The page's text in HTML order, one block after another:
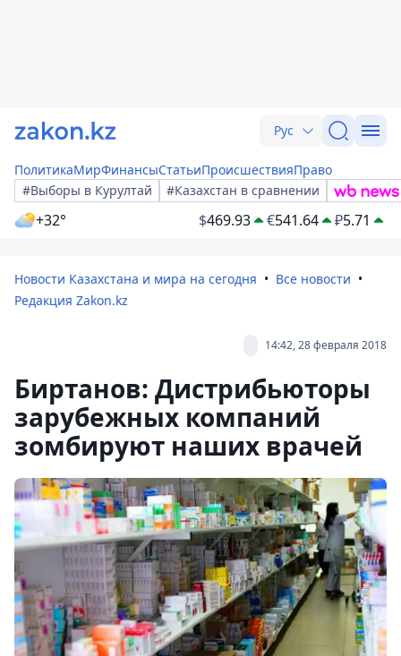
Рус
ПолитикаМирФинансыСтатьиПроисшествияПраво
#Выборы в Курултай
#Казахстан в сравнении
+32° $469.93 €541.64 ₽5.71
Новости Казахстана и мира на сегодня
Все новости
Редакция Zakon.kz
14:42, 28 февраля 2018
Биртанов: Дистрибьюторы
зарубежных компаний
зомбируют наших врачей